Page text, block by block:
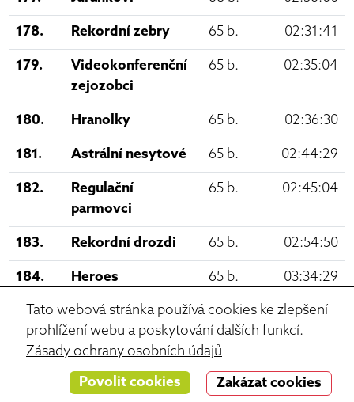
178. Rekordní zebry 65 b. 02:31:41
179.
Videokonferenční
zejozobci
65 b. 02:35:04
180. Hranolky 65 b. 02:36:30
181. Astrální nesytové 65 b. 02:44:29
182.
Regulační
parmovci
65 b. 02:45:04
183. Rekordní drozdi 65 b. 02:54:50
184. Heroes 65 b. 03:34:29
185. Brněnští draci 65 b. 12:07:04
186. gugugagáci 63 b.
Radikální drozdi 63 b. 02:01:21
Tato webová stránka používá cookies ke zlepšení
prohlížení webu a poskytování dalších funkcí.
Zásady ochrany osobních údajů
Zakázat cookies
Povolit cookies